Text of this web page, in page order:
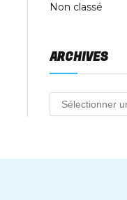
Non classé
ARCHIVES